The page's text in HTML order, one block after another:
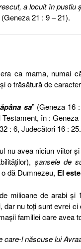
a locuit în pustiu
(Geneza 21 : 9 – 21).
ca mama, numai
o trăsătură de
sa” (Geneza 16
în :
: 6, Judecători 16 : 25.
nu avea niciun viitor
şansele de
dă Dumnezeu, El
milioane de arabi
dar nu toţi sunt evrei
familiei care avea
care-l născuse lui